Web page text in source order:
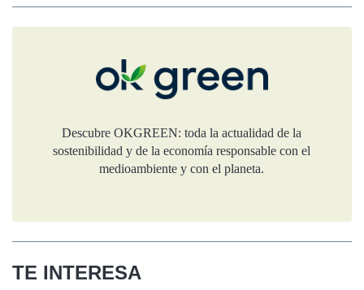
Descubre OKGREEN: toda la actualidad de la
sostenibilidad y de la economía responsable con el
medioambiente y con el planeta.
TE INTERESA